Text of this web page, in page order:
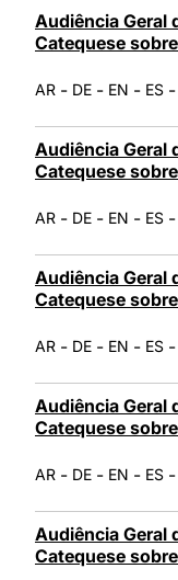
Audiência Geral
Catequese
AR - DE - EN - ES -
Audiência Geral
Catequese
AR - DE - EN - ES -
Audiência Geral
Catequese
AR - DE - EN - ES -
Audiência Geral
Catequese
AR - DE - EN - ES -
Audiência Geral
Catequese